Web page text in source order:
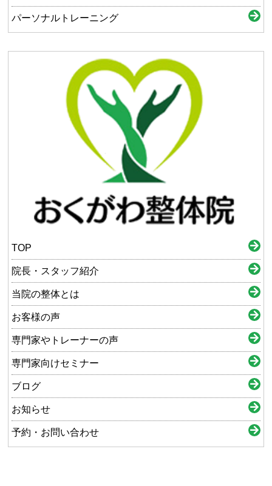
パーソナルトレーニング
TOP
院長・スタッフ紹介
当院の整体とは
お客様の声
専門家やトレーナーの声
専門家向けセミナー
ブログ
お知らせ
予約・お問い合わせ